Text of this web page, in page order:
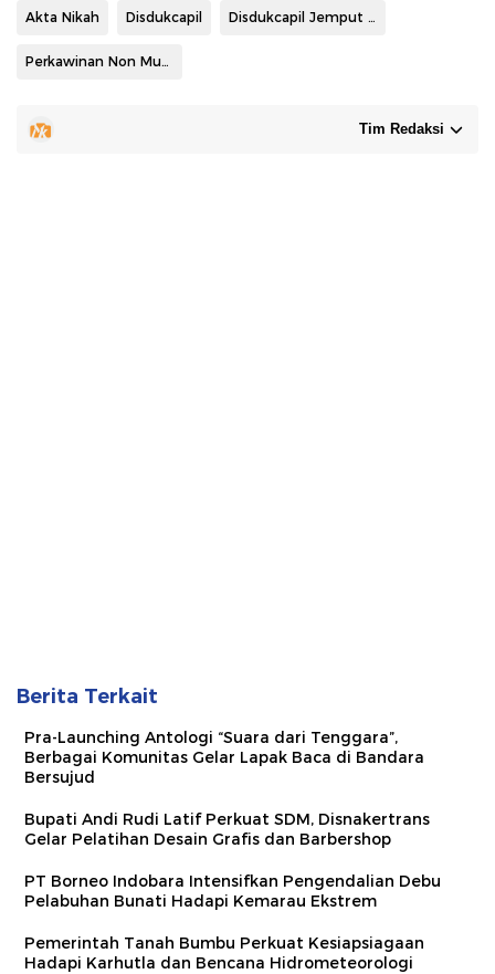
Akta Nikah Disdukcapil Disdukcapil Jemput Bola
Perkawinan Non Muslim
Tim Redaksi
Berita Terkait
Pra-Launching Antologi “Suara dari Tenggara”,
Berbagai Komunitas Gelar Lapak Baca di Bandara
Bersujud
Bupati Andi Rudi Latif Perkuat SDM, Disnakertrans
Gelar Pelatihan Desain Grafis dan Barbershop
PT Borneo Indobara Intensifkan Pengendalian Debu
Pelabuhan Bunati Hadapi Kemarau Ekstrem
Pemerintah Tanah Bumbu Perkuat Kesiapsiagaan
Hadapi Karhutla dan Bencana Hidrometeorologi